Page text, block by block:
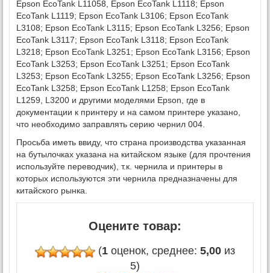
Epson EcoTank L11058, Epson EcoTank L1118; Epson
EcoTank L1119; Epson EcoTank L3106; Epson EcoTank
L3108; Epson EcoTank L3115; Epson EcoTank L3256; Epson
EcoTank L3117; Epson EcoTank L3118; Epson EcoTank
L3218; Epson EcoTank L3251; Epson EcoTank L3156; Epson
EcoTank L3253; Epson EcoTank L3251; Epson EcoTank
L3253; Epson EcoTank L3255; Epson EcoTank L3256; Epson
EcoTank L3258; Epson EcoTank L1258; Epson EcoTank
L1259, L3200 и другими моделями Epson, где в
документации к принтеру и на самом принтере указано,
что необходимо заправлять серию чернил 004.
Просьба иметь ввиду, что страна производства указанная
на бутылочках указана на китайском языке (для прочтения
используйте переводчик), т.к. чернила и принтеры в
которых используются эти чернила предназначены для
китайского рынка.
Оцените товар:
(1 оценок, среднее: 5,00 из
5)